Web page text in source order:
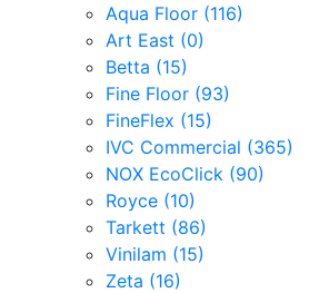
Aqua Floor (116)
Art East (0)
Betta (15)
Fine Floor (93)
FineFlex (15)
IVC Commercial (365)
NOX EcoClick (90)
Royce (10)
Tarkett (86)
Vinilam (15)
Zeta (16)